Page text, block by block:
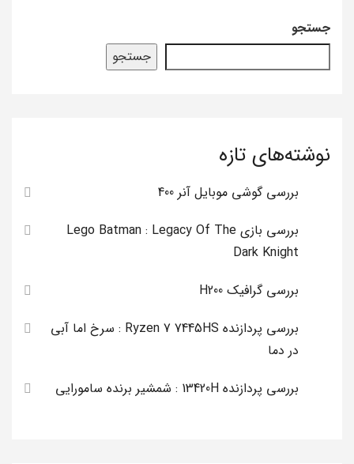
جستجو
جستجو
نوشته‌های تازه
بررسی گوشی موبایل آنر 400
بررسی بازی Lego Batman : Legacy Of The
Dark Knight
بررسی گرافیک H200
بررسی پردازنده Ryzen 7 7445HS : سرخ اما آبی
در دما
بررسی پردازنده 13420H : شمشیر برنده سامورایی